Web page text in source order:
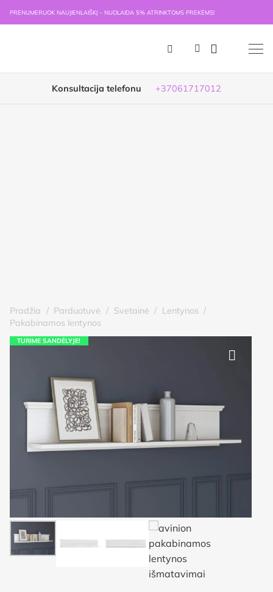
PRENUMERUOK NAUJIENLAIŠKĮ – NUOLAIDA 5% ATRINKTOMS PREKĖMS!
Konsultacija telefonu +37061717012
Pradžia / Parduotuvė / Svetainė / Lentynos /
Pakabinamos lentynos
TURIME SANDĖLYJE!